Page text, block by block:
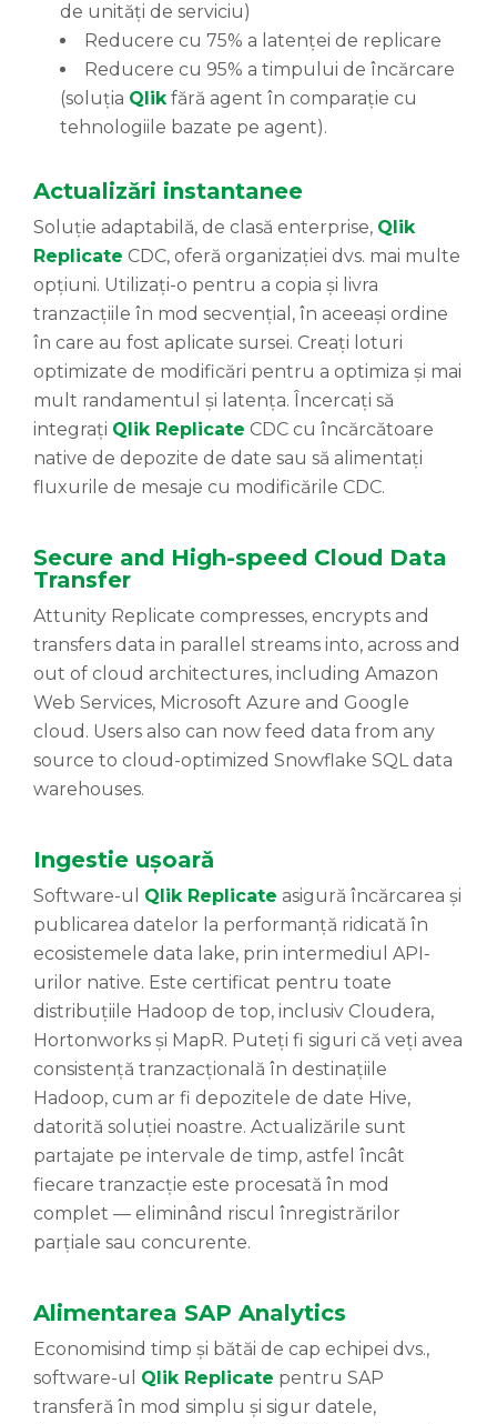
de unități de serviciu)
Reducere cu 75% a latenței de replicare
Reducere cu 95% a timpului de încărcare
(soluția Qlikfără agent în comparație cu
tehnologiile bazate pe agent).
Actualizări instantanee
Soluție adaptabilă, de clasă enterprise, Qlik
Replicate CDC, oferă organizației dvs. mai multe
opțiuni. Utilizați-o pentru a copia și livra
tranzacțiile în mod secvențial, în aceeași ordine
în care au fost aplicate sursei. Creați loturi
optimizate de modificări pentru a optimiza și mai
mult randamentul și latența. Încercați să
integrați Qlik Replicate CDC cu încărcătoare
native de depozite de date sau să alimentați
fluxurile de mesaje cu modificările CDC.
Secure and High-speed Cloud Data
Transfer
Attunity Replicate compresses, encrypts and
transfers data in parallel streams into, across and
out of cloud architectures, including Amazon
Web Services, Microsoft Azure and Google
cloud. Users also can now feed data from any
source to cloud-optimized Snowflake SQL data
warehouses.
Ingestie ușoară
Software-ul Qlik Replicate asigură încărcarea și
publicarea datelor la performanță ridicată în
ecosistemele data lake, prin intermediul API-
urilor native. Este certificat pentru toate
distribuțiile Hadoop de top, inclusiv Cloudera,
Hortonworks și MapR. Puteți fi siguri că veți avea
consistență tranzacțională în destinațiile
Hadoop, cum ar fi depozitele de date Hive,
datorită soluției noastre. Actualizările sunt
partajate pe intervale de timp, astfel încât
fiecare tranzacție este procesată în mod
complet — eliminând riscul înregistrărilor
parțiale sau concurente.
Alimentarea SAP Analytics
Economisind timp și bătăi de cap echipei dvs.,
software-ul Qlik Replicate pentru SAP
transferă în mod simplu și sigur datele,